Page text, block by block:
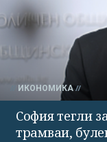
ИКОНОМИКА
София тегли
трамваи,